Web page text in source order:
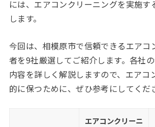
には、エアコンクリーニングを実施す
します。
今回は、相模原市で信頼できるエアコ
者を9社厳選してご紹介します。各社
内容を詳しく解説しますので、エアコ
的に保つために、ぜひ参考にしてくだ
エアコンクリーニ